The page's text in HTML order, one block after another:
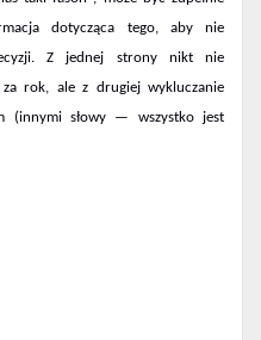
dotycząca tego, aby nie
Z jednej strony nikt nie
rok, ale z drugiej wykluczanie
(innymi słowy — wszystko jest